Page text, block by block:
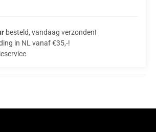
besteld, vandaag verzonden!
in NL vanaf €35,-!